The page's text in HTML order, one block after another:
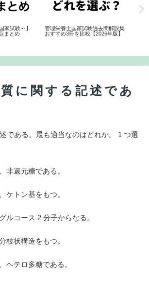
家試験～】
まとめ
管理栄養士国家試験過去問解説集
おすすめ3冊を比較【2026年版】
に関する記述であ
である。最も適当なのはどれか。 1 つ選
非還元糖である。
ケトン基をもつ。
ルコース 2 分子からなる。
枝状構造をもつ。
ヘテロ多糖である。